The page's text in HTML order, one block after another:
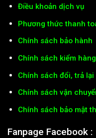
Điều khoản dịch vụ
Phương thức thanh
Chính sách bảo hành
Chính sách kiểm hàng
Chính sách đổi, trả lại
Chính sách vận
Chính sách bảo mật
Fanpage Facebook :